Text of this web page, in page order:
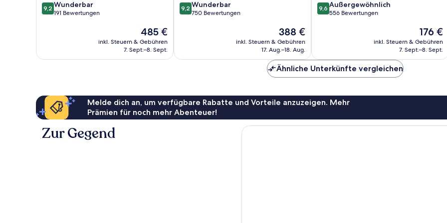
9.2
von
9,2 Wunderbar
191 Bewertungen
Der
Preis
beträgt
485 €
inkl. Steuern & Gebühren
7. Sept.–8. Sept.
9.2
von
9,2 Wunderbar
750 Bewertungen
Der
Preis
beträgt
388 €
inkl. Steuern & Gebühren
17. Aug.–18. Aug.
9.6
von
9,6 Außergewöhnlich
556 Bewertungen
Der
Preis
beträgt
176 €
inkl. Steuern & Gebühren
7. Sept.–8. Sept.
Ähnliche Unterkünfte vergleichen
Melde dich an, um verfügbare Rabatte und Vorteile anzuzeigen. Mehr
Prämien für noch mehr Abenteuer!
Zur Gegend